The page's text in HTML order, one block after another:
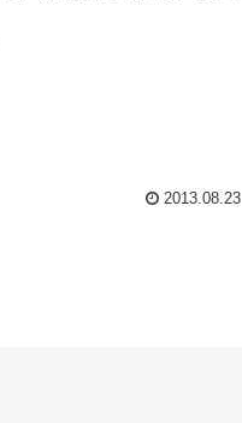
2013.08.23